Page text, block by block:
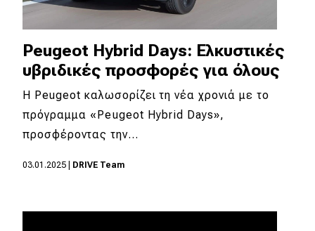
Peugeot Hybrid Days: Ελκυστικές
υβριδικές προσφορές για όλους
Η Peugeot καλωσορίζει τη νέα χρονιά με το
πρόγραμμα «Peugeot Hybrid Days»,
προσφέροντας την…
03.01.2025 DRIVE Team